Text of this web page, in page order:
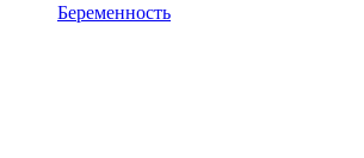
Беременность